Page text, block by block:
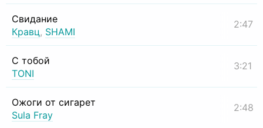
Свидание
Кравц, SHAMI
2:47
С тобой
TONI
3:21
Ожоги от сигарет
Sula Fray
2:48